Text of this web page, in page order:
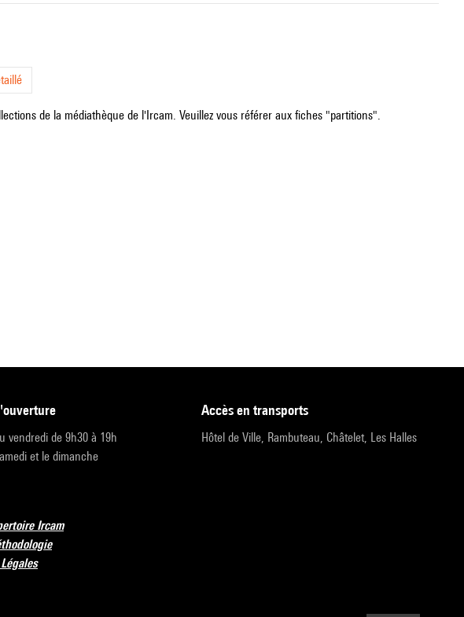
de la médiathèque de l'Ircam. Veuillez vous référer aux fiches "partitions".
vendredi de 9h30 à 19h
et le dimanche
accès en transports
Hôtel de Ville, Rambuteau, Châtelet, Les Halles
Ircam